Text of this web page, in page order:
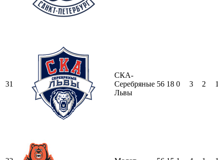
31
СКА-
Серебряные
Львы
56 18 0 3 2